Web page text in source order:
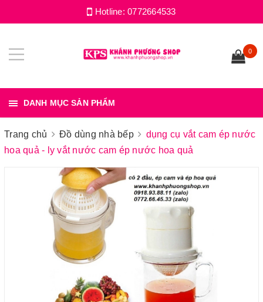
Hotline:0772664533
0
DANH MỤC SẢN PHẨM
Trang chủ Đồ dùng nhà bếp
dụng cụ vắt cam ép nước
hoa quả - ly vắt nước cam ép nước hoa quả